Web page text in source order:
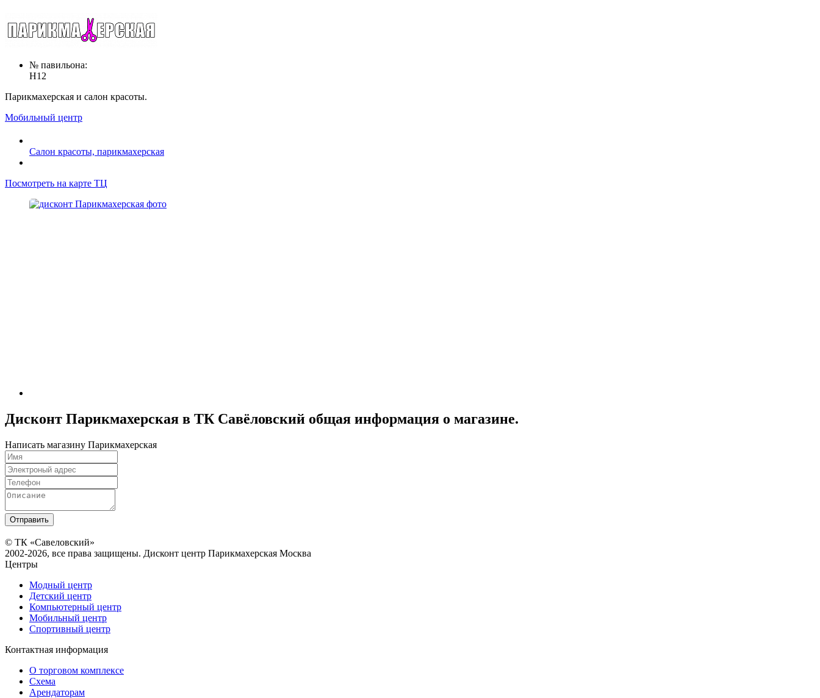
№ павильона:
H12
Парикмахерская и салон красоты.
Мобильный центр
Салон красоты, парикмахерская
Посмотреть на карте ТЦ
Дисконт Парикмахерская в ТК Савёловский общая информация о магазине.
Написать магазину Парикмахерская
© ТК «Савеловский»
2002-2026, все права защищены. Дисконт центр Парикмахерская Москва
Центры
Модный центр
Детский центр
Компьютерный центр
Мобильный центр
Спортивный центр
Контактная информация
О торговом комплексе
Схема
Арендаторам